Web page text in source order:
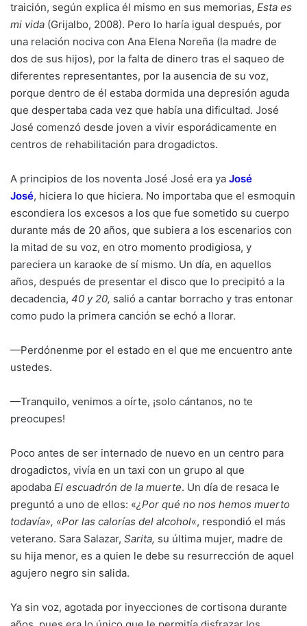
traición, según explica él mismo en sus memorias, Esta es
mi vida (Grijalbo, 2008). Pero lo haría igual después, por
una relación nociva con Ana Elena Noreña (la madre de
dos de sus hijos), por la falta de dinero tras el saqueo de
diferentes representantes, por la ausencia de su voz,
porque dentro de él estaba dormida una depresión aguda
que despertaba cada vez que había una dificultad. José
José comenzó desde joven a vivir esporádicamente en
centros de rehabilitación para drogadictos.
A principios de los noventa José José era ya José
José, hiciera lo que hiciera. No importaba que el esmoquin
escondiera los excesos a los que fue sometido su cuerpo
durante más de 20 años, que subiera a los escenarios con
la mitad de su voz, en otro momento prodigiosa, y
pareciera un karaoke de sí mismo. Un día, en aquellos
años, después de presentar el disco que lo precipitó a la
decadencia, 40 y 20, salió a cantar borracho y tras entonar
como pudo la primera canción se echó a llorar.
—Perdónenme por el estado en el que me encuentro ante
ustedes.
—Tranquilo, venimos a oírte, ¡solo cántanos, no te
preocupes!
Poco antes de ser internado de nuevo en un centro para
drogadictos, vivía en un taxi con un grupo al que
apodaba El escuadrón de la muerte. Un día de resaca le
preguntó a uno de ellos: «¿Por qué no nos hemos muerto
todavía», «Por las calorías del alcohol«, respondió el más
veterano. Sara Salazar, Sarita, su última mujer, madre de
su hija menor, es a quien le debe su resurrección de aquel
agujero negro sin salida.
Ya sin voz, agotada por inyecciones de cortisona durante